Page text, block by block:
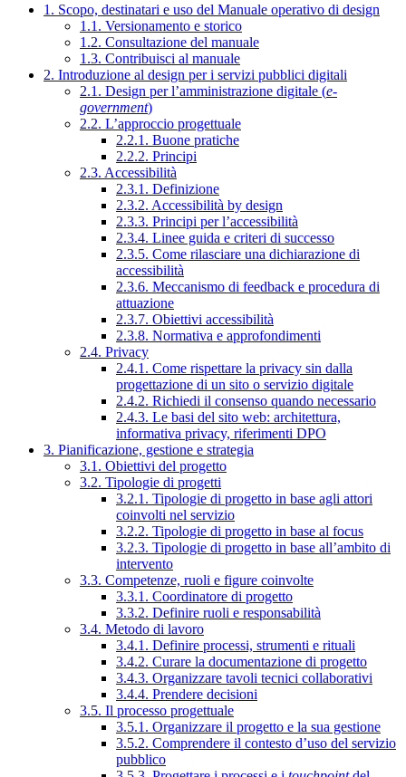
1. Scopo, destinatari e uso del Manuale operativo di design
1.1. Versionamento e storico
1.2. Consultazione del manuale
1.3. Contribuisci al manuale
2. Introduzione al design per i servizi pubblici digitali
2.1. Design per l’amministrazione digitale (e-
government)
2.2. L’approccio progettuale
2.2.1. Buone pratiche
2.2.2. Principi
2.3. Accessibilità
2.3.1. Definizione
2.3.2. Accessibilità by design
2.3.3. Principi per l’accessibilità
2.3.4. Linee guida e criteri di successo
2.3.5. Come rilasciare una dichiarazione di
accessibilità
2.3.6. Meccanismo di feedback e procedura di
attuazione
2.3.7. Obiettivi accessibilità
2.3.8. Normativa e approfondimenti
2.4. Privacy
2.4.1. Come rispettare la privacy sin dalla
progettazione di un sito o servizio digitale
2.4.2. Richiedi il consenso quando necessario
2.4.3. Le basi del sito web: architettura,
informativa privacy, riferimenti DPO
3. Pianificazione, gestione e strategia
3.1. Obiettivi del progetto
3.2. Tipologie di progetti
3.2.1. Tipologie di progetto in base agli attori
coinvolti nel servizio
3.2.2. Tipologie di progetto in base al focus
3.2.3. Tipologie di progetto in base all’ambito di
intervento
3.3. Competenze, ruoli e figure coinvolte
3.3.1. Coordinatore di progetto
3.3.2. Definire ruoli e responsabilità
3.4. Metodo di lavoro
3.4.1. Definire processi, strumenti e rituali
3.4.2. Curare la documentazione di progetto
3.4.3. Organizzare tavoli tecnici collaborativi
3.4.4. Prendere decisioni
3.5. Il processo progettuale
3.5.1. Organizzare il progetto e la sua gestione
3.5.2. Comprendere il contesto d’uso del servizio
pubblico